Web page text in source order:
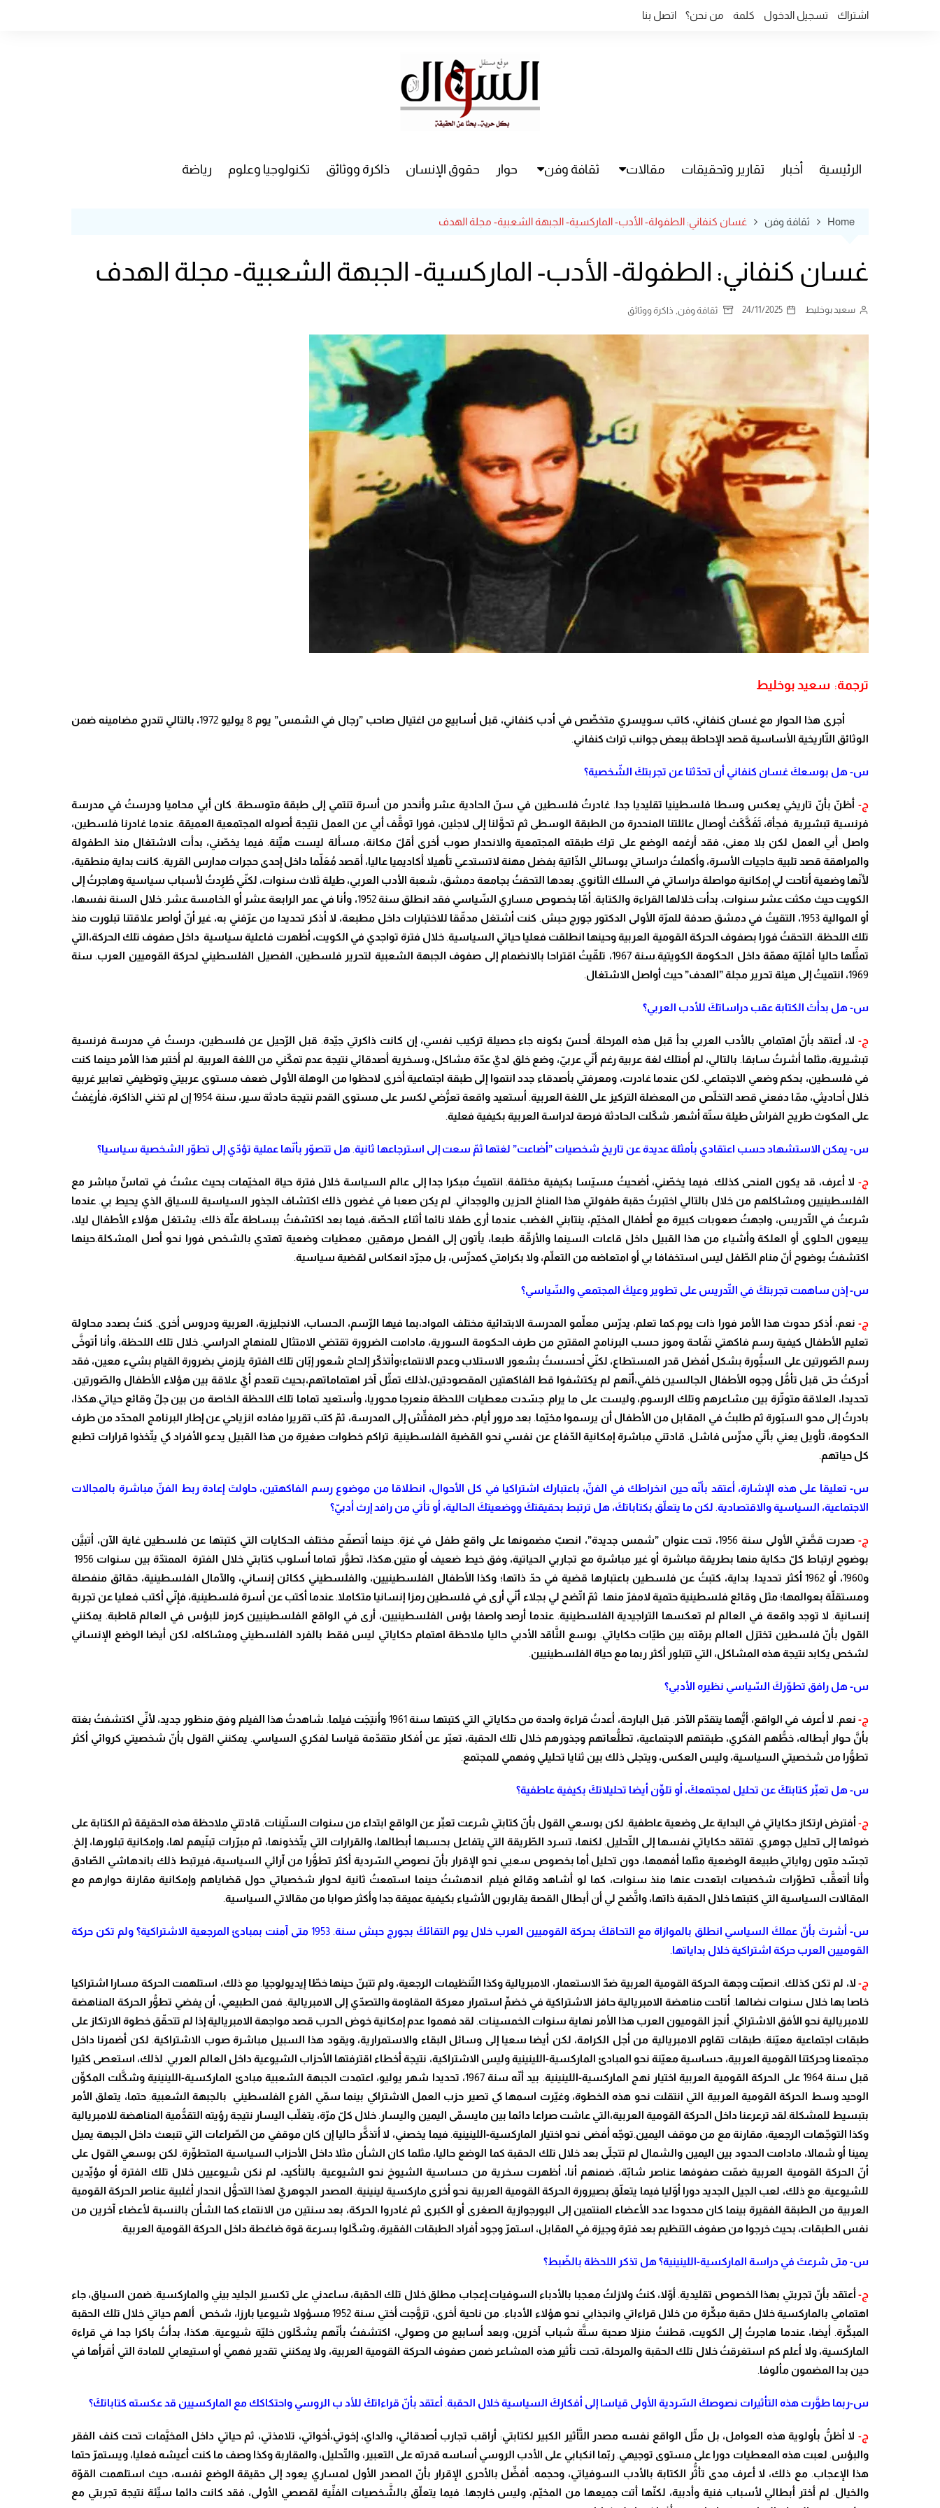
اشتراك تسجيل الدخول كلمة من نحن؟ اتصل بنا
الرئيسية أخبار تقارير وتحقيقات مقالات ثقافة وفن
مسرح
حوار حقوق الإنسان ذاكرة ووثائق تكنولوجيا وعلوم رياضة
Home ثقافة وفن غسان كنفاني: الطفولة- الأدب- الماركسية- الجبهة الشعبية- مجلة الهدف
غسان كنفاني: الطفولة- الأدب- الماركسية- الجبهة الشعبية- مجلة الهدف
سعيد بوخليط 24/11/2025 ثقافة وفن ذاكرة ووثائق
ترجمة: سعيد بوخليط
أجرى هذا الحوار مع غسان كنفاني، كاتب سويسري متخصِّص في أدب كنفاني، قبل أسابيع من اغتيال صاحب ”رجال في الشمس” يوم 8 يوليو 1972، بالتالي تندرج مضامينه ضمن
الوثائق التّاريخية الأساسية قصد الإحاطة ببعض جوانب تراث كنفاني
س- هل بوسعكَ غسان كنفاني أن تحدّثنا عن تجربتكَ الشّخصية؟
ج-أظنّ بأنّ تاريخي يعكس وسطا فلسطينيا تقليديا جدا غادرتُ فلسطين في سنّ الحادية عشر وأنحدر من أسرة تنتمي إلى طبقة متوسطة كان أبي محاميا ودرستُ في مدرسة
فرنسية تبشيرية. فجأة، تَفَكَّكَتْ أوصال عائلتنا المنحدرة من الطبقة الوسطى ثم تحوَّلنا إلى لاجئين، فورا توقَّف أبي عن العمل نتيجة أصوله المجتمعية العميقة .عندما غادرنا فلسطين،
واصل أبي العمل لكن بلا معنى، فقد أرغمه الوضع على ترك طبقته المجتمعية والانحدار صوب أخرى أقلّ مكانة، مسألة ليست هيِّنة. فيما يخصّني، بدأت الاشتغال منذ الطفولة
والمراهقة قصد تلبية حاجيات الأسرة، وأكملتُ دراساتي بوسائلي الذّاتية بفضل مهنة لاتستدعي تأهيلا أكاديميا عاليا، أقصدمُعَلِّما داخل إحدى حجرات مدارس القرية كانت بداية منطقية،
لأنّها وضعية أتاحت لي إمكانية مواصلة دراساتي في السلك الثانوي بعدها التحقتُ بجامعة دمشق، شعبة الأدب العربي، طيلة ثلاث سنوات، لكنّي طُرِدتُ لأسباب سياسية وهاجرتُ إلى
الكويت حيث مكثت عشر سنوات، بدأت خلالها القراءة والكتابة. أمّا بخصوص مساري السِّياسي فقد انطلق سنة1952، وأنا في عمر الرابعة عشر أو الخامسة عشر .خلال السنة نفسها،
أو الموالية 1953، التقيتُ في دمشق صدفة للمرّة الأولى الدكتور جورج حبش كنت أشتغل مدقّقا للاختبارات داخل مطبعة، لا أذكر تحديدا من عرّفني به، غير أنّ أواصر علاقتنا تبلورت منذ
تلك اللحظة التحقتُ فورا بصفوف الحركة القومية العربية وحينها انطلقت فعليا حياتي السياسية.خلال فترة تواجدي في الكويت، أظهرت فاعلية سياسية داخل صفوف تلك الحركة،التي
تمثِّلها حاليا أقليّة مهمّة داخل الحكومة الكويتية. سنة1967، تلقّيتُ اقتراحا بالانضمام إلى صفوف الجبهة الشعبية لتحرير فلسطين، الفصيل الفلسطيني لحركة القوميين العرب سنة
1969، انتميتُ إلى هيئة تحرير مجلة ”الهدف” حيث أواصل الاشتغال
س- هل بدأتَ الكتابة عقب دراساتكَ للأدب العربي؟
ج- لا، أعتقد بأنّ اهتمامي بالأدب العربي بدأ قبل هذه المرحلة. أحسّ بكونه جاء حصيلة تركيب نفسي،إن كانت ذاكرتي جيّدة. قبل الرّحيل عن فلسطين، درستُ في مدرسة فرنسية
تبشيرية، مثلما أشرتُ سابقا بالتالي، لم أمتلك لغة عربية رغم أنّي عربيّ، وضع خلق لديّ عدّة مشاكل، وسخرية أصدقائي نتيجة عدم تمكّني من اللغة العربية لم أختبر هذا الأمرحينما كنت
في فلسطين، بحكم وضعي الاجتماعي لكن عندما غادرت، ومعرفتي بأصدقاء جدد انتموا إلى طبقة اجتماعية أخرى لاحظوا من الوهلة الأولى ضعف مستوى عربيتي وتوظيفي تعابير غربية
خلال أحاديثي، ممّا دفعني قصد التخلّص من المعضلة التركيز على اللغة العربية أستعيد واقعة تعرُّضي لكسر على مستوى القدم نتيجة حادثة سير ، سنة 1954إن لم تخني الذاكرة، فأرغِمْتُ
على المكوث طريح الفراش طيلة ستّة أشهر شكّلت الحادثة فرصة لدراسة العربية بكيفية فعلية
س- يمكن الاستشهاد حسب اعتقادي بأمثلة عديدة عن تاريخ شخصيات ”أضاعت” لغتها ثمّ سعت إلى استرجاعها ثانية هل تتصوّر بأنّها عملية تؤدّي إلى تطوّر الشخصية سياسيا؟
ج-لا أعرف، قد يكون المنحى كذلك فيما يخصّني، أضحيتُ مسيّسا بكيفية مختلفة. انتميتُ مبكرا جدا إلى عالم السياسة خلال فترة حياة المخيّمات بحيث عشتُ في تماسٍّ مباشر مع
الفلسطينيين ومشاكلهم من خلال بالتالي اختبرتُ حقبة طفولتي هذا المناخ الحزين والوجداني لم يكن صعبا في غضون ذلك اكتشاف الجذور السياسية للسياق الذي يحيط بي عندما
شرعتُ في التّدريس، واجهتُ صعوبات كبيرة مع أطفال المخيّم، ينتابني الغضب عندما أرى طفلا نائما أثناء الحصّة، فيما بعد اكتشفتُ ببساطة علّة ذلك: يشتغل هؤلاء الأطفال ليلا،
يبيعون الحلوى أو العلكة وأشياء من هذا القبيل داخل قاعات السينما والأزقّة.طبعا، يأتون إلى الفصل مرهقين معطيات وضعية تهتدي بالشخص فورا نحو أصل المشكلةحينها
اكتشفتُ بوضوح أنّ منام الطّفل ليس استخفافا بي أو امتعاضه من التعلّم، ولا بكرامتي كمدرِّس، بل مجرّد انعكاس لقضية سياسية
س- إذن ساهمت تجربتكَ في التّدريس على تطوير وعيكَ المجتمعي والسِّياسي؟
ج-نعم، أذكر حدوث هذا الأمر فورا ذات يوم كما تعلم، يدرّس معلِّمو المدرسة الابتدائية مختلف المواد،بما فيها الرّسم، الحساب، الانجليزية، العربية ودروس أخرى كنتُ بصدد محاولة
تعليم الأطفال كيفية رسم فاكهتي تفّاحة وموز حسب البرنامج المقترح من طرف الحكومة السورية، مادامت الضرورة تقتضي الامتثال للمنهاج الدراسي .خلال تلك اللحظة، وأنا أتوخَّى
رسم الصّورتين على السبُّورة بشكل أفضل قدر المستطاع، لكنّي أحسستُ بشعور الاستلاب وعدم الانتماء؛وأتذكّر إلحاح شعور إبّان تلك الفترة يلزمني بضرورة القيام بشيء معين، فقد
أدركتُ حتى قبل تأمُّل وجوه الأطفال الجالسين خلفي،أنّهم لم يكتشفوا قط الفاكهتين المقصودتين،لذلك تمثّل آخر اهتماماتهم،بحيث تنعدم أيّ علاقة بين هؤلاء الأطفال والصّورتين
تحديدا، العلاقة متوتّرة بين مشاعرهم وتلك الرسوم، وليست على ما يرام .جسّدت معطيات اللحظة منعرجا محوريا، وأستعيد تماما تلك اللحظة الخاصة من بين جلِّ وقائع حياتي هكذا،
بادرتُ إلى محو السبّورة ثم طلبتُ في المقابل من الأطفال أن يرسموا مخيّما بعد مرور أيام، حضر المفتِّش إلى المدرسة، ثمّ كتب تقريرا مفاده انزياحي عن إطار البرنامج المحدّد من طرف
الحكومة، تأويل يعني بأنّي مدرِّس فاشل قادتني مباشرة إمكانية الدّفاع عن نفسي نحو القضية الفلسطينية. تراكم خطوات صغيرة من هذا القبيل يدعو الأفراد كي يتّخذوا قرارات تطبع
كل حياتهم
س- تعليقا على هذه الإشارة، أعتقد بأنّه حين انخراطك في الفنِّ، باعتبارك اشتراكيا في كل الأحوال، انطلاقا من موضوع رسم الفاكهتين، حاولتَ إعادة ربط الفنِّ مباشرة بالمجالات
الاجتماعية، السياسية والاقتصادية لكن ما يتعلّق بكتاباتكَ، هل ترتبط بحقيقتكَ ووضعيتكَ الحالية، أو تأتي من رافدإرث أدبيّ؟
ج-صدرت قصَّتي الأولى سنة 1956، تحت عنوان ”شمس جديدة”، انصبّ مضمونها على واقع طفل في غزة .حينما أتصفّح مختلف الحكايات التي كتبتها عن فلسطين غاية الآن، أتبيَّن
بوضوح ارتباط كلّ حكاية منها بطريقة مباشرة أو غير مباشرة مع تجاربي الحياتية، وفق خيط ضعيف أو متين .هكذا، تطوَّر تماما أسلوب كتابتي خلال الفترة الممتدّة بين سنوات 1956
و1960، أو 1962أكثر تحديدا بداية، كتبتُ عن فلسطين باعتبارها قضية في حدّذاتها؛ وكذا الأطفال الفلسطينيين، والفلسطيني ككائن إنساني، والآمال الفلسطينية، حقائق منفصلة
ومستقلّة بعوالمها؛مثل وقائع فلسطينية حتمية لامفرّ منها ثمّ اتّضح لي بجلاء أنّي أرى في فلسطين رمزا إنسانيا متكاملا.عندما أكتب عن أسرة فلسطينية، فإنّي أكتب فعليا عن تجربة
إنسانية. لا توجد واقعة في العالم لم تعكسها التراجيدية الفلسطينية .عندما أرصد واصفا بؤس الفلسطينيين، أرى في الواقع الفلسطينيين كرمز للبؤس في العالم قاطبة يمكنني
القول بأنّ فلسطين تختزل العالم برمّته بين طيّات حكاياتي بوسع النَّاقد الأدبي حاليا ملاحظة اهتمام حكاياتي ليس فقط بالفرد الفلسطيني ومشاكله، لكن أيضا الوضع الإنساني
لشخص يكابد نتيجة هذه المشاكل، التي تتبلور أكثر ربما مع حياة الفلسطينيين
س- هل رافق تطوّركَ السّياسي نظيره الأدبي؟
ج-نعم لا أعرف في الواقع، أيُّهما يتقدّم الآخر قبل البارحة، أعدتُ قراءة واحدة من حكاياتي التي كتبتها سنة1961 وأنتِجَت فيلما شاهدتُ هذا الفيلم وفق منظور جديد، لأنِّي اكتشفتُ بغتة
بأنَّ حوار أبطاله، خطُّهم الفكري، طبقتهم الاجتماعية، تطلُّعاتهم وجذورهم خلال تلك الحقبة، تعبّر عن أفكار متقدّمة قياسا لفكري السياسي يمكنني القول بأنّ شخصيتي كروائي أكثر
تطوُّرا من شخصيتي السياسية، وليس العكس، ويتجلى ذلك بين ثنايا تحليلي وفهمي للمجتمع
س- هل تعبِّر كتابتكَ عن تحليل لمجتمعكَ، أو تلوِّن أيضا تحليلاتكَ بكيفية عاطفية؟
ج- أفترض ارتكاز حكاياتي في البداية على وضعية عاطفية لكن بوسعي القول بأنّ كتابتي شرعت تعبِّر عن الواقع ابتداء من سنوات الستّينات قادتني ملاحظة هذه الحقيقة ثم الكتابة على
ضوئها إلى تحليل جوهري تفتقد حكاياتي نفسها إلى التّحليل لكنها، تسرد الطّريقة التي يتفاعل بحسبها أبطالها، والقرارات التي يتّخذونها، ثم مبرّرات تبنّيهم لها، وإمكانية تبلورها، إلخ
تجسّد متون رواياتي طبيعة الوضعية مثلما أفهمها، دون تحليل أما بخصوص سعيي نحو الإقرار بأنّ نصوصي السّردية أكثر تطوُّرا من آرائي السياسية، فيرتبط ذلك باندهاشي الصّادق
وأنا أتعقَّب تطوّرات شخصيات ابتعدت عنها منذ سنوات، كما لو أشاهد وقائع فيلم اندهشتُ حينما استمعتُ ثانية لحوار شخصياتي حول قضاياهم وإمكانية مقارنة حوارهم مع
المقالات السياسية التي كتبتها خلال الحقبة ذاتها، واتَّضح لي أن أبطال القصة يقاربون الأشياء بكيفية عميقة جدا وأكثر صوابا من مقالاتي السياسية
س- أشرتَ بأنّ عملكَ السياسي انطلق بالموازاة مع التحاقكَ بحركة القوميين العرب خلال يوم التقائكَ بجورج حبش سنة
متى آمنت بمبادئ المرجعية الاشتراكية؟ ولم تكن حركة
القوميين العرب حركة اشتراكية خلال بداياتها
ج-لا، لم تكن كذلك انصبّت وجهة الحركة القومية العربية ضدّالاستعمار ، الامبريالية وكذا التّنظيمات الرجعية، ولم تتبنّ حينها خطّا إيديولوجيا .مع ذلك، استلهمت الحركة مسارا اشتراكيا
خاصا بها خلال سنوات نضالها أتاحتمناهضة الامبريالية حافز الاشتراكية في خضمِّ استمرار معركة المقاومة والتصدّي إلى الامبريالية فمن الطبيعي، أن يفضي تطوُّر الحركة المناهضة
للامبريالية نحو الأفق الاشتراكي أنجز القوميون العرب هذا الأمر نهاية سنوات الخمسينات لقد فهموا عدم إمكانية خوض الحرب قصد مواجهة الامبريالية إذا لم تتحقّق خطوة الارتكاز على
طبقات اجتماعية معيّنة:طبقات تقاوم الامبريالية من أجل الكرامة، لكن أيضا سعيا إلى وسائل البقاء والاستمرارية، ويقود هذا السبيل مباشرة صوب الاشتراكية. لكن أضمرنا داخل
مجتمعنا وحركتنا القومية العربية، حساسية معيّنة نحو المبادئ الماركسية-اللينينية وليس الاشتراكية، نتيجة أخطاء اقترفتها الأحزاب الشيوعية داخل العالم العربي لذلك، استعصى كثيرا
قبل سنة1964 على الحركة القومية العربية اختيار نهج الماركسية-اللينينية بيد أنّه سنة1967، تحديدا شهر يوليو، اعتمدت الجبهة الشعبية مبادئ الماركسية-اللينينية وشكَّلت المكوِّن
الوحيد وسط الحركة القومية العربية التي انتقلت نحو هذه الخطوة، وغيّرت اسمها كي تصير حزب العمل الاشتراكي بينما سمّي الفرع الفلسطيني بالجبهة الشعبية.حتما، يتعلق الأمر
بتبسيط للمشكلة. لقد ترعرعنا داخل الحركة القومية العربية،التي عاشت صراعا دائما بين مايسمّى اليمين واليسار خلال كلّ مرّة، يتغلّب اليسار نتيجة رؤيته التقدُّمية المناهضة للامبريالية
وكذا التوجّهات الرجعية، مقارنة مع من موقف اليمين توجّه أفضى نحواختيار الماركسية-اللينينية. فيما يخصني، لا أتذكَّر حاليا إن كان موقفي من الصّراعات التي تنبعث داخل الجبهة يميل
يمينا أو شمالا، مادامت الحدود بين اليمين والشمال لم تتجلّى بعد خلال تلك الحقبة كما الوضع حاليا،مثلما كان الشأن مثلا داخل الأحزاب السياسية المتطوِّرة. لكن بوسعي القول على
أنّ الحركة القومية العربية ضمّت صفوفها عناصر شابّة، ضمنهم أنا، أظهرت سخرية من حساسية الشيوخ نحو الشيوعية بالتأكيد، لم نكن شيوعيين خلال تلك الفترة أو مؤيِّدين
للشيوعية.مع ذلك، لعب الجيل الجديد دورا أوّليا فيما يتعلّق بصيرورة الحركة القومية العربية نحو أخرى ماركسية لينينية المصدر الجوهر يّ لهذا التحوُّل انحدار أغلبية عناصر الحركة القومية
العربية من الطبقة الفقيرة بينما كان محدودا عدد الأعضاء المنتمين إلى البورجوازية الصغرى أو الكبرى ثم غادروا الحركة، بعد سنتينمن الانتماء كما الشأن بالنسبة لأعضاء آخرين من
نفس الطبقات، بحيث خرجوا من صفوف التنظيم بعد فترة وجيزة في المقابل، استمرّ وجود أفراد الطبقات الفقيرة، وشكّلوا بسرعة قوة ضاغطة داخل الحركة القومية العربية
س- متى شرعتَ في دراسة الماركسية-اللينينية؟ هل تذكر اللحظة بالضّبط؟
ج-أعتقد بأنّ تجربتي بهذا الخصوص تقليدية. أوّلا، كنتُ ولازلتُ معجبا بالأدباء السوفيات .إعجاب مطلق خلال تلك الحقبة، ساعدني على تكسير الجليد بيني والماركسية.ضمن السياق، جاء
اهتمامي بالماركسية خلال حقبة مبكِّرة من خلال قراءاتي وانجذابي نحو هؤلاء الأدباء من ناحية أخرى، تزوَّجت أختي سنة 1952 مسؤولا شيوعيا بارزا، شخص ألهم حياتي خلال تلك الحقبة
المبكِّرة. أيضا، عندما هاجرتُ إلى الكويت، قطنتُ منزلا صحبة ستَّة شباب آخرين، وبعد أسابيع من وصولي، اكتشفتُ بأنّهم يشكّلون خليّة شيوعية. هكذا، بدأتُ باكرا جدا في قراءة
الماركسية، ولا أعلم كم استغرقتُ خلال تلك الحقبة والمرحلة، تحت تأثير هذه المشاعر ضمن صفوف الحركة القومية العربية، ولا يمكنني تقدير فهمي أو استيعابي للمادة التي أقرأها في
حين بدا المضمون مألوفا
س-ربما طوَّرت هذه التأثيرات نصوصكَ السّردية الأولى قياسا إلى أفكاركَ السياسية خلال الحقبة أعتقد بأنّ قراءاتكَ للأد ب الروسي واحتكاكك مع الماركسيين قد عكسته كتاباتكَ؟
ج- لا أظنُّ بأولوية هذه العوامل، بل مثّل الواقع نفسه مصدر التَّأثير الكبير لكتابتي: أراقب تجارب أصدقائي، والداي، إخوتي،أخواتي، تلامذتي، ثم حياتي داخل المخيَّمات تحت كنف الفقر
والبؤس لعبتهذه المعطيات دورا على مستوى توجيهي .ربّما انكبابي على الأدب الروسي أساسه قدرته على التعبير ، والتّحليل، والمقاربة وكذا وصف ما كنت أعيشه فعليا، ويستمرّ حتما
هذا الإعجاب مع ذلك، لا أعرف مدى تأثُّر الكتابة بالأدب السوفياتي، وحجمه. أفضِّل بالأحرى الإقرار بأنّ المصدر الأول لمساري يعود إلى حقيقة الوضع نفسه، حيث استلهمت القوّة
والخيال لم أختر أبطالي لأسباب فنية وأدبية، لكنّها أتت جميعها من المخيّم، وليس خارجها فيما يتعلّق بالشَّخصيات الفنِّية لقصصي الأولى، فقد كانت دائما سيِّئة نتيجة تجربتي مع